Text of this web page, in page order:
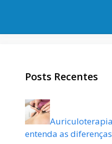
Posts Recentes
Auriculoterapia
entenda as diferenças